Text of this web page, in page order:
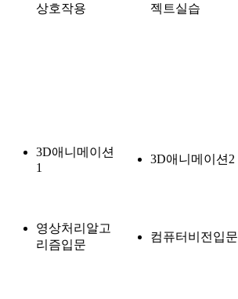
상호작용
젝트실습
3D애니메이션
1
3D애니메이션2
영상처리알고
리즘입문
컴퓨터비전입문